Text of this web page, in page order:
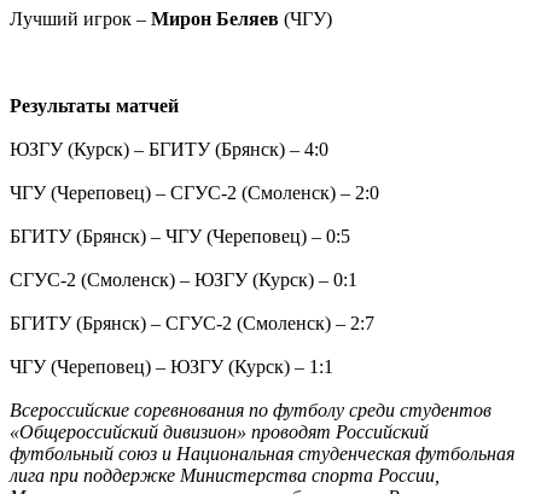
Лучший игрок – Мирон Беляев (ЧГУ)
Результаты матчей
ЮЗГУ (Курск) – БГИТУ (Брянск) – 4:0
ЧГУ (Череповец) – СГУС-2 (Смоленск) – 2:0
БГИТУ (Брянск) – ЧГУ (Череповец) – 0:5
СГУС-2 (Смоленск) – ЮЗГУ (Курск) – 0:1
БГИТУ (Брянск) – СГУС-2 (Смоленск) – 2:7
ЧГУ (Череповец) – ЮЗГУ (Курск) – 1:1
Всероссийские соревнования по футболу среди студентов
«Общероссийский дивизион» проводят Российский
футбольный союз и Национальная студенческая футбольная
лига при поддержке Министерства спорта России,